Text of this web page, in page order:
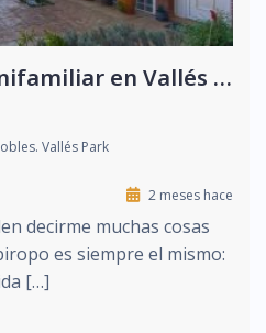
Impecable casa unifamiliar en Vallés Park
Vallés Park
2 meses hace
decirme muchas cosas
es siempre el mismo:
[…]